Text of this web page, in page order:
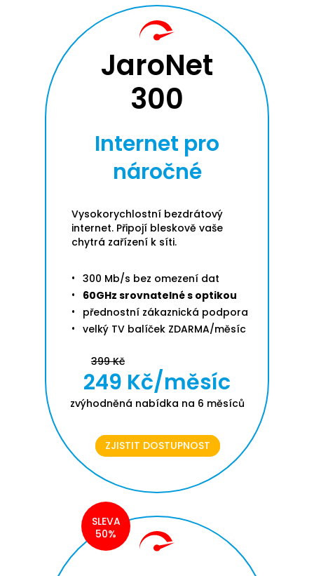
JaroNet
300
Internet pro
náročné
Vysokorychlostní bezdrátový
internet. Připojí bleskově vaše
chytrá zařízení k síti.
300 Mb/s bez omezení dat
60GHz srovnatelné s optikou
přednostní zákaznická podpora
velký TV balíček ZDARMA/měsíc
399 Kč
249 Kč/měsíc
zvýhodněná nabídka na 6 měsíců
ZJISTIT DOSTUPNOST
SLEVA
50%